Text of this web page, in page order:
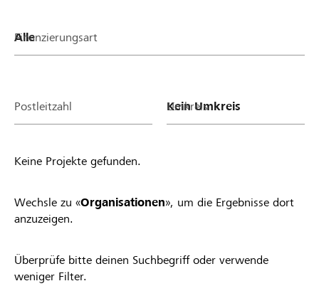
Finanzierungsart
Postleitzahl Umkreis
Keine Projekte gefunden.
Wechsle zu «Organisationen», um die Ergebnisse dort
anzuzeigen.
Überprüfe bitte deinen Suchbegriff oder verwende
weniger Filter.